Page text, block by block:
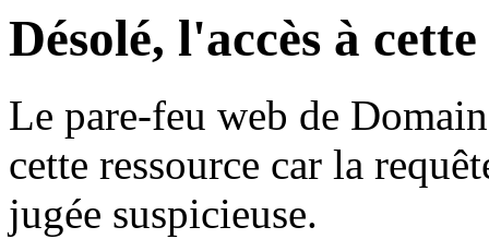
Désolé, l'accès à
Le pare-feu web de
cette ressource car la
jugée suspicieuse.